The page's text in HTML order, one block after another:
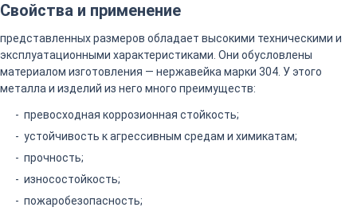
Свойства и применение
представленных размеров обладает высокими техническими и
эксплуатационными характеристиками. Они обусловлены
материалом изготовления — нержавейка марки 304. У этого
металла и изделий из него много преимуществ:
превосходная коррозионная стойкость;
устойчивость к агрессивным средам и химикатам;
прочность;
износостойкость;
пожаробезопасность;